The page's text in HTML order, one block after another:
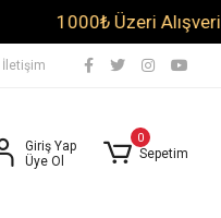
1000₺ Üzeri Alışverişlerde
İletişim
Giriş Yap
Üye Ol
0
Sepetim